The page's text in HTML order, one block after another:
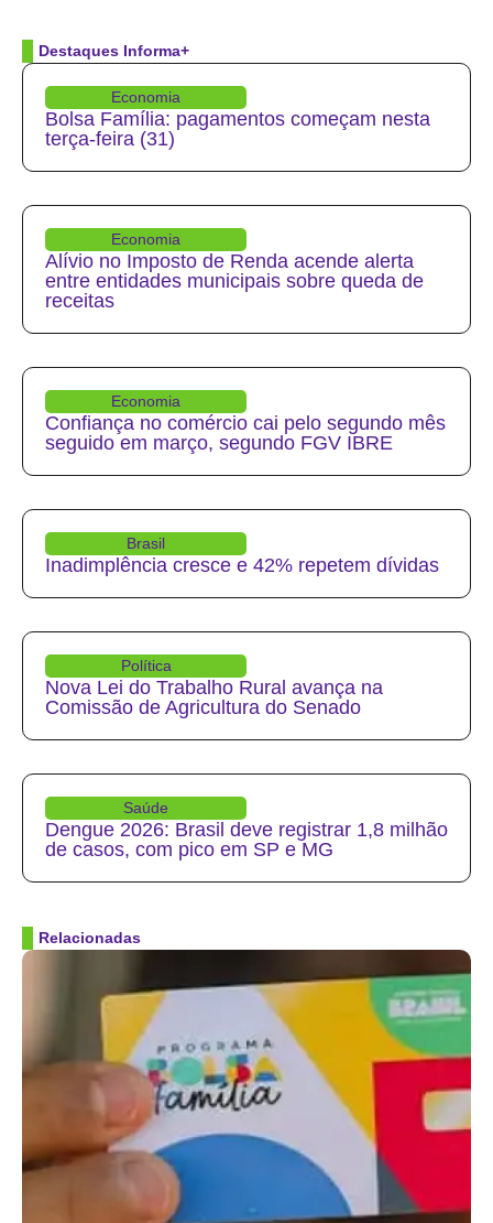
Destaques Informa+
Economia
Bolsa Família: pagamentos começam nesta
terça-feira (31)
Economia
Alívio no Imposto de Renda acende alerta
entre entidades municipais sobre queda de
receitas
Economia
Confiança no comércio cai pelo segundo mês
seguido em março, segundo FGV IBRE
Brasil
Inadimplência cresce e 42% repetem dívidas
Política
Nova Lei do Trabalho Rural avança na
Comissão de Agricultura do Senado
Saúde
Dengue 2026: Brasil deve registrar 1,8 milhão
de casos, com pico em SP e MG
Relacionadas